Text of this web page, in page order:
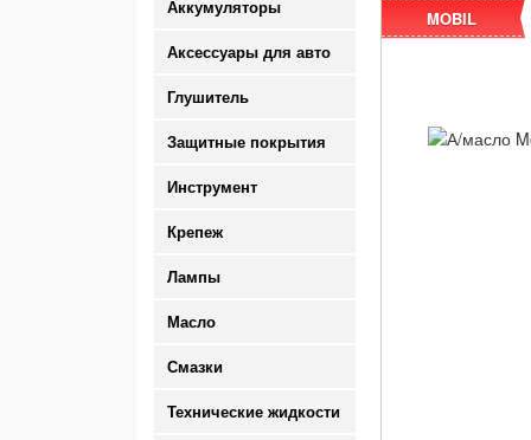
Аккумуляторы
Аксессуары для авто
Глушитель
Защитные покрытия
Инструмент
Крепеж
Лампы
Масло
Смазки
Технические жидкости
MOBIL